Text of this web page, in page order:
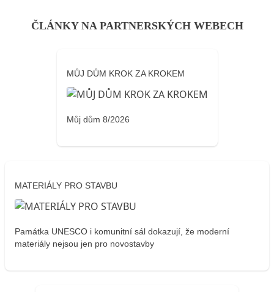
ČLÁNKY NA PARTNERSKÝCH WEBECH
MŮJ DŮM KROK ZA KROKEM
Můj dům 8/2026
MATERIÁLY PRO STAVBU
Památka UNESCO i komunitní sál dokazují, že moderní
materiály nejsou jen pro novostavby